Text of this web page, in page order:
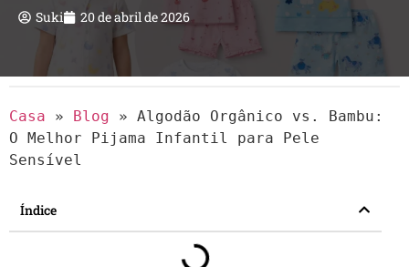
Suki 20 de abril de 2026
Casa » Blog » Algodão Orgânico vs. Bambu:
O Melhor Pijama Infantil para Pele
Sensível
Índice